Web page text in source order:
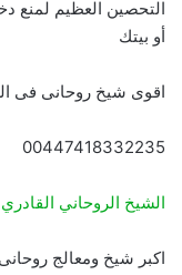
التحصين العظيم لمنع
أو بيتك
اقوى شيخ روحانى فى
00447418332235
الشيخ الروحاني القادري
اكبر شيخ ومعالج